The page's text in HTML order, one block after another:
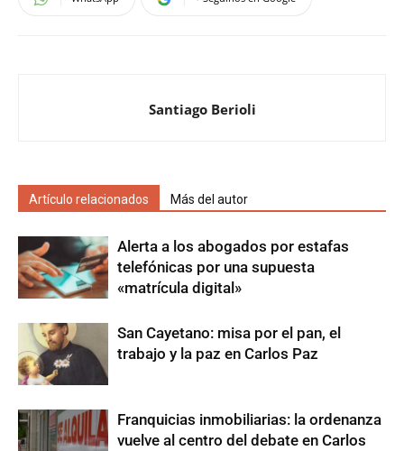
Santiago Berioli
Artículo relacionados Más del autor
Alerta a los abogados por estafas
telefónicas por una supuesta
«matrícula digital»
San Cayetano: misa por el pan, el
trabajo y la paz en Carlos Paz
Franquicias inmobiliarias: la ordenanza
vuelve al centro del debate en Carlos